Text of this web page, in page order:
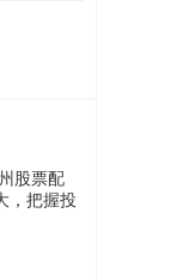
股票配
，把握投